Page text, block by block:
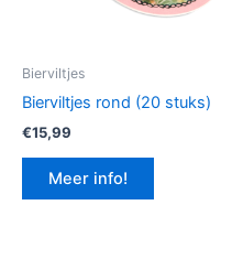
Bierviltjes
Bierviltjes rond (20 stuks)
€15,99
Meer info!